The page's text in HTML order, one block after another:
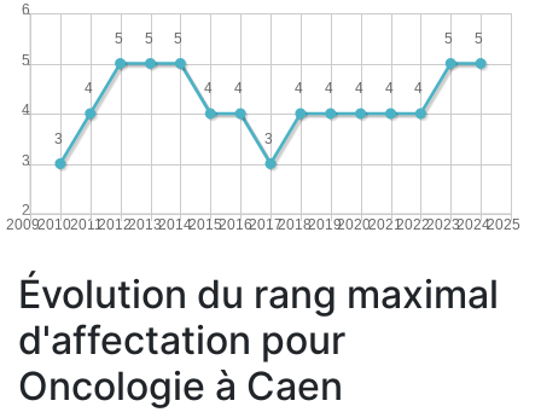
20092010201120122013201420152016201720182019202020212022202320242025
2
3
4
5
6
5
5
4
4
4
4
4
3
4
4
5
5
5
4
3
Évolution du rang maximal
d'affectation pour
Oncologie à Caen